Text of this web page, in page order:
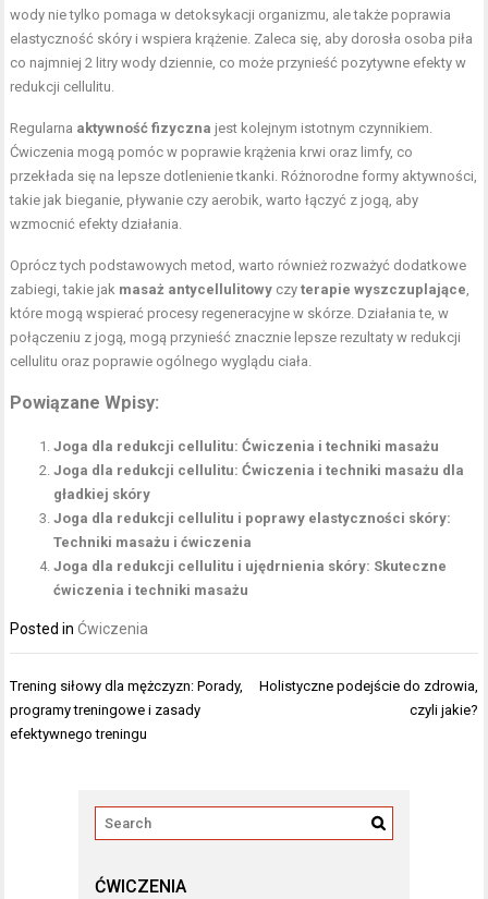
wody nie tylko pomaga w detoksykacji organizmu, ale także poprawia
elastyczność skóry i wspiera krążenie. Zaleca się, aby dorosła osoba piła
co najmniej 2 litry wody dziennie, co może przynieść pozytywne efekty w
redukcji cellulitu.
Regularna aktywność fizyczna jest kolejnym istotnym czynnikiem.
Ćwiczenia mogą pomóc w poprawie krążenia krwi oraz limfy, co
przekłada się na lepsze dotlenienie tkanki. Różnorodne formy aktywności,
takie jak bieganie, pływanie czy aerobik, warto łączyć z jogą, aby
wzmocnić efekty działania.
Oprócz tych podstawowych metod, warto również rozważyć dodatkowe
zabiegi, takie jak masaż antycellulitowy czyterapie wyszczuplające
które mogą wspierać procesy regeneracyjne w skórze. Działania te, w
połączeniu z jogą, mogą przynieść znacznie lepsze rezultaty w redukcji
cellulitu oraz poprawie ogólnego wyglądu ciała.
Powiązane Wpisy:
Joga dla redukcji cellulitu: Ćwiczenia i techniki masażu
Joga dla redukcji cellulitu: Ćwiczenia i techniki masażu dla
gładkiej skóry
Joga dla redukcji cellulitu i poprawy elastyczności skóry:
Techniki masażu i ćwiczenia
Joga dla redukcji cellulitu i ujędrnienia skóry: Skuteczne
ćwiczenia i techniki masażu
Posted in Ćwiczenia
Nawigacja
wpisu
Trening siłowy dla mężczyzn: Porady,
programy treningowe i zasady
efektywnego treningu
Holistyczne podejście do zdrowia,
czyli jakie?
ĆWICZENIA